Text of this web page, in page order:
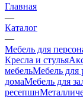
Главная
—
Каталог
—
Мебель для
Кресла и стулья
мебельМебель для
домаМебель для
ресепшн